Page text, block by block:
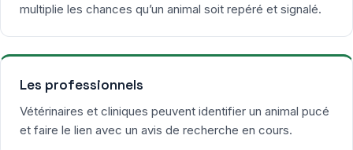
multiplie les chances qu’un animal soit repéré et signalé.
Les professionnels
Vétérinaires et cliniques peuvent identifier un animal pucé
et faire le lien avec un avis de recherche en cours.